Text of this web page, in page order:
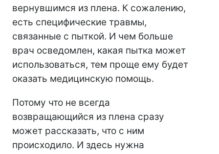
вернувшимся из плена. К сожалению,
есть специфические травмы,
связанные с пыткой. И чем больше
врач осведомлен, какая пытка может
использоваться, тем проще ему будет
оказать медицинскую помощь.
Потому что не всегда
возвращающийся из плена сразу
может рассказать, что с ним
происходило. И здесь нужна